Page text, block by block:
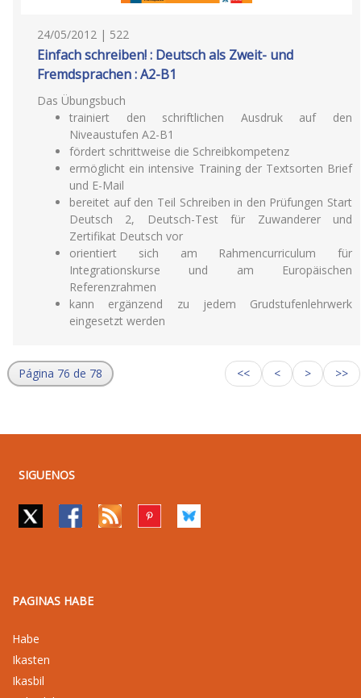
24/05/2012 | 522
Einfach schreiben! : Deutsch als Zweit- und
Fremdsprachen : A2-B1
Das Übungsbuch
trainiert den schriftlichen Ausdruk auf den
Niveaustufen A2-B1
fördert schrittweise die Schreibkompetenz
ermöglicht ein intensive Training der Textsorten Brief
und E-Mail
bereitet auf den Teil Schreiben in den Prüfungen Start
Deutsch 2, Deutsch-Test für Zuwanderer und
Zertifikat Deutsch vor
orientiert sich am Rahmencurriculum für
Integrationskurse und am Europäischen
Referenzrahmen
kann ergänzend zu jedem Grudstufenlehrwerk
eingesetzt werden
Página 76 de 78 << < > >>
SIGUENOS
PAGINAS HABE
Habe
Ikasten
Ikasbil